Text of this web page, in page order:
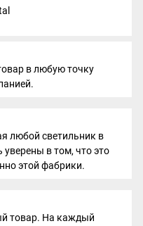
в любую точку
любой светильник в
в том, что это
этой фабрики.
товар. На каждый